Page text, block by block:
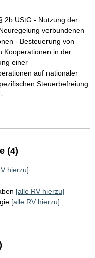
2b UStG - Nutzung der
verbundenen
- Besteuerung von
Kooperationen in der
einer
auf nationaler
Steuerbefreiung
(4)
hierzu]
[alle RV hierzu]
[alle RV hierzu]